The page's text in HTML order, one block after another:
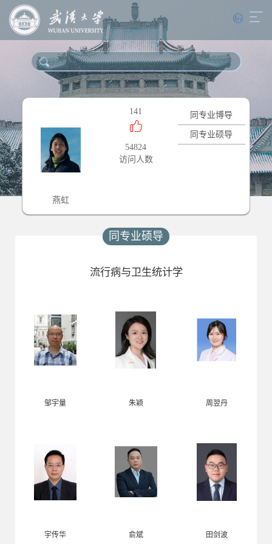
燕虹
141
54824
访问人数
同专业博导
同专业硕导
同专业硕导
流行病与卫生统计学
邹宇量 朱颖 周翌丹
宇传华 俞斌 田剑波